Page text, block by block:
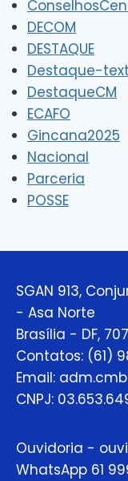
DECOM
DESTAQUE
Destaque-
DestaqueCM
ECAFO
Gincana2025
Nacional
Parceria
POSSE
SGAN 913,
- Asa Norte
Brasília - DF,
Contatos: (61)
Email:
CNPJ:
Ouvidoria -
WhatsApp 61